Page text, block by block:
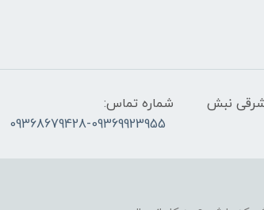
شرقی نبش
شماره تماس:
09368679428-09369923955